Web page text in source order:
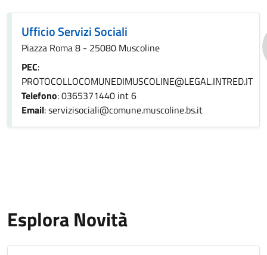
Ufficio Servizi Sociali
Piazza Roma 8 - 25080 Muscoline
PEC:
PROTOCOLLOCOMUNEDIMUSCOLINE@LEGAL.INTRED.IT
Telefono: 0365371440 int 6
Email: servizisociali@comune.muscoline.bs.it
Esplora Novità